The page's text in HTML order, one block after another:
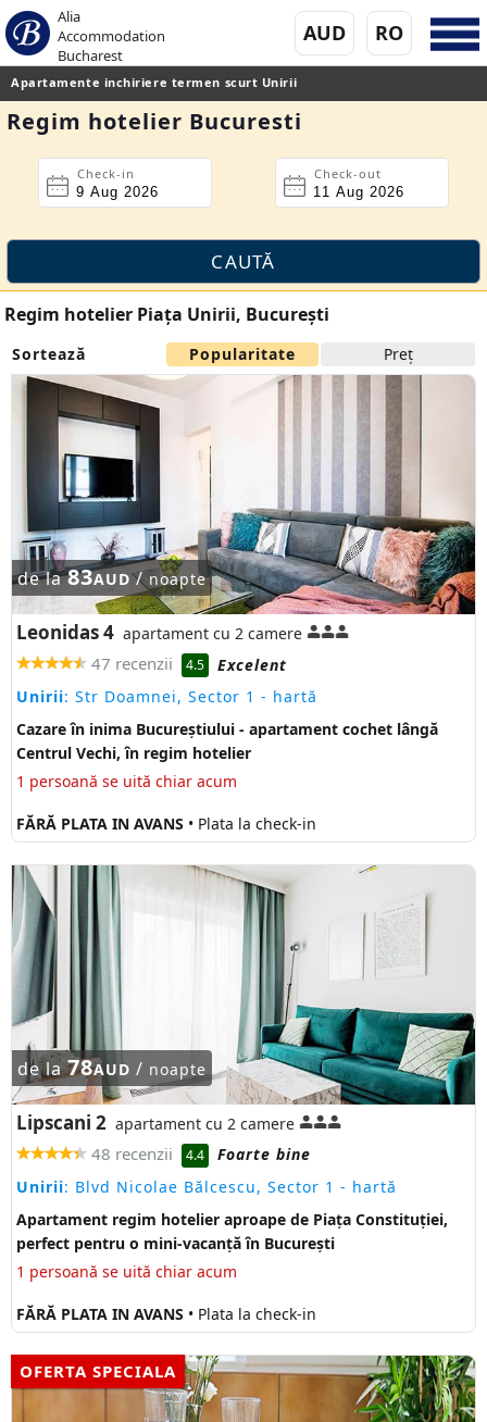
Alia
Accommodation
Bucharest
RO
AUD
Apartamente inchiriere termen scurt Unirii
Regim hotelier Bucuresti
Check-in Check-out
Regim hotelier Piaţa Unirii, Bucureşti
Sortează Popularitate Preţ
de la83AUD/noapte
Leonidas 4 apartament cu 2 camere
47 recenzii 4.5
Excelent
Unirii: Str Doamnei, Sector 1 - hartă
Cazare în inima Bucureștiului - apartament cochet lângă
Centrul Vechi, în regim hotelier
1 persoană se uită chiar acum
FĂRĂ PLATA IN AVANS • Plata la check-in
de la78AUD / noapte
Lipscani 2 apartament cu 2 camere
48 recenzii 4.4
Foarte bine
Unirii: Blvd Nicolae Bălcescu, Sector 1 - hartă
Apartament regim hotelier aproape de Piața Constituției,
perfect pentru o mini-vacanță în București
1 persoană se uită chiar acum
FĂRĂ PLATA IN AVANS • Plata la check-in
OFERTA SPECIALA